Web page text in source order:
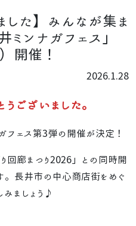
した】みんなが集ま
ンナガフェス」
開催！
2026.1.28
ございました。
フェス第3弾の開催が決定！
回廊まつり2026」との同時開
長井市の中心商店街をめぐ
ましょう♪